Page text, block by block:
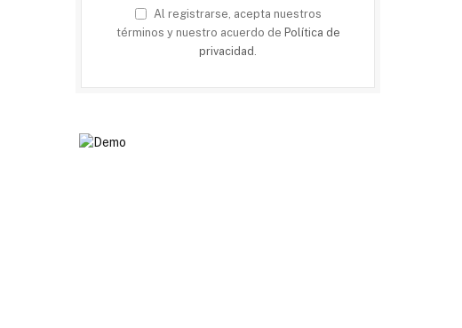
Al registrarse, acepta nuestros
términos y nuestro acuerdo de Política de
privacidad